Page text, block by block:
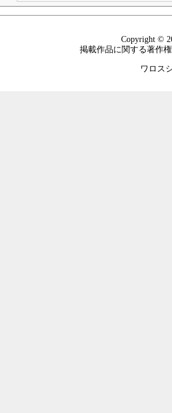
Copyright ©
掲載作品に関する著作
ワロス